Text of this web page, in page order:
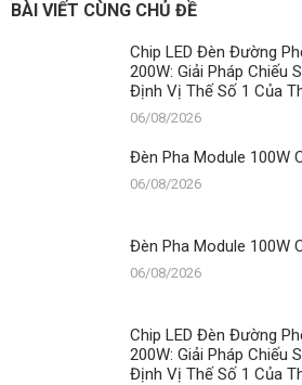
BÀI VIẾT CÙNG CHỦ ĐỀ
Chip LED Đèn Đường
200W: Giải Pháp Chiếu
Định Vị Thế Số 1 Của
06/08/2026
Đèn Pha Module 100W
06/08/2026
Đèn Pha Module 100W
06/08/2026
Chip LED Đèn Đường
200W: Giải Pháp Chiếu
Định Vị Thế Số 1 Của